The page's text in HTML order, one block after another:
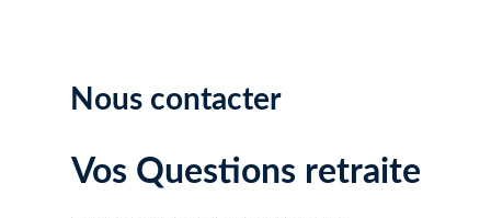
Nous contacter
Vos Questions retraite